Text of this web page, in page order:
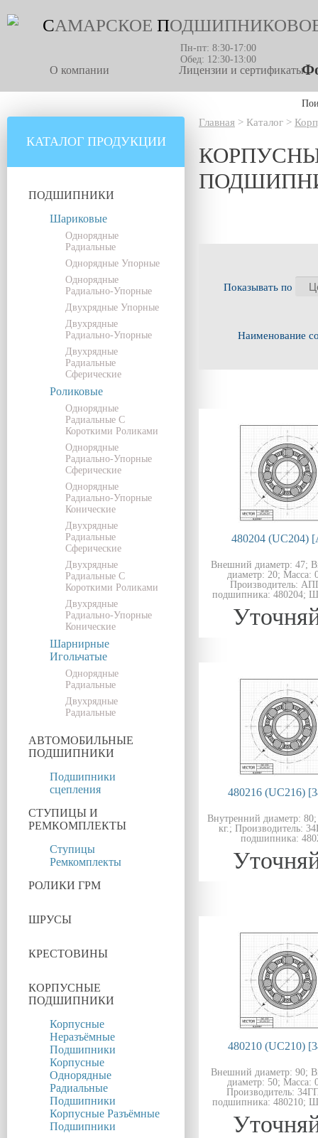
САМАРСКОЕ П
Пн-пт: 8:30-17:00
Обед: 12:30-13:00
О компании Лицензии и сертификаты
КАТАЛОГ ПРОДУКЦИИ
ПОДШИПНИКИ
Шариковые
Однорядные
Радиальные
Однорядные Упорные
Однорядные
Радиально-Упорные
Двухрядные Упорные
Двухрядные
Радиально-Упорные
Двухрядные
Радиальные
Сферические
Роликовые
Однорядные
Радиальные С
Короткими Роликами
Однорядные
Радиально-Упорные
Сферические
Однорядные
Радиально-Упорные
Конические
Двухрядные
Радиальные
Сферические
Двухрядные
Радиальные С
Короткими Роликами
Двухрядные
Радиально-Упорные
Конические
Шарнирные
Игольчатые
Однорядные
Радиальные
Двухрядные
Радиальные
АВТОМОБИЛЬНЫЕ
ПОДШИПНИКИ
Подшипники
сцепления
СТУПИЦЫ И
РЕМКОМПЛЕКТЫ
Ступицы
Ремкомплекты
РОЛИКИ ГРМ
ШРУСЫ
КРЕСТОВИНЫ
КОРПУСНЫЕ
ПОДШИПНИКИ
Корпусные
Неразъёмные
Подшипники
Корпусные
Однорядные
Радиальные
Подшипники
Корпусные Разъёмные
Подшипники
Главная > Каталог >
Наименование
Показывать по
480204 (UC204)
Внешний диаметр: 47;
диаметр: 20; Масса:
Производитель:
подшипника: 480204;
480216 (UC216)
Внутренний диаметр:
кг.; Производитель:
подшипника:
480210 (UC210)
Внешний диаметр: 90;
диаметр: 50; Масса:
Производитель:
подшипника: 480210;